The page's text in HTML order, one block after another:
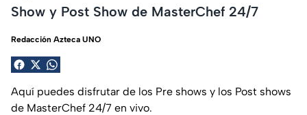
Show y Post Show de MasterChef 24/7
Redacción Azteca UNO
Aquí puedes disfrutar de los Pre shows y los Post shows
de MasterChef 24/7 en vivo.